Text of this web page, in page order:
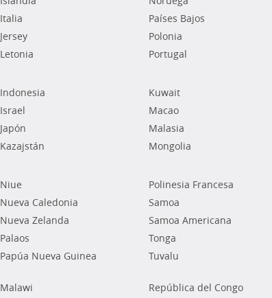
Italia
Jersey
Letonia
Países Bajos
Polonia
Portugal
Indonesia
Israel
Japón
Kazajstán
Kuwait
Macao
Malasia
Mongolia
Niue
Nueva Caledonia
Nueva Zelanda
Palaos
Papúa Nueva Guinea
Polinesia Francesa
Samoa
Samoa Americana
Tonga
Tuvalu
Malawi
República del Congo